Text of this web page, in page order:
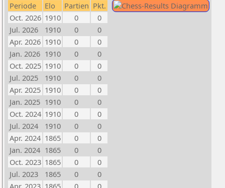
Periode Elo Partien Pkt.
Oct. 2026 1910 0
0
Jul. 2026
1910 0
0
Apr. 2026 1910 0
0
Jan. 2026 1910 0
0
Oct. 2025 1910 0
0
Jul. 2025
1910 0
0
Apr. 2025 1910 0
0
Jan. 2025 1910 0
0
Oct. 2024 1910 0
0
Jul. 2024
1910 0
0
Apr. 2024 1865 0
0
Jan. 2024 1865 0
0
Oct. 2023 1865 0
0
Jul. 2023
1865 0
0
Apr. 2023 1865 0
0